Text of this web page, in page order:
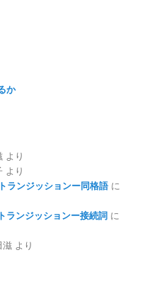
か
より
より
ンジッションー同格語に
ンジッションー接続詞 に
滋 より